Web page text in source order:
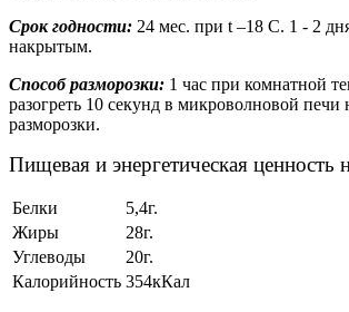
Срок годности: 24 мес. при t –18 С. 1 - 2
накрытым.
Способ разморозки: 1 час при комнатной
разогреть 10 секунд в микроволновой печи
разморозки.
Пищевая и энергетическая ценность
Белки
5,4г.
Жиры
28г.
Углеводы
20г.
Калорийность 354кКал